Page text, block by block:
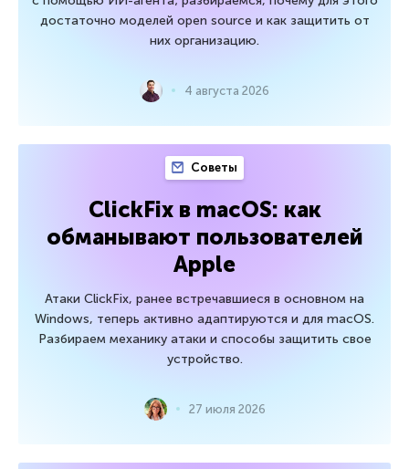
достаточно моделей open source и как защитить от
них организацию.
4 августа 2026
Советы
ClickFix в macOS: как
обманывают пользователей
Apple
Атаки ClickFix, ранее встречавшиеся в основном на
Windows, теперь активно адаптируются и для macOS.
Разбираем механику атаки и способы защитить свое
устройство.
27 июля 2026